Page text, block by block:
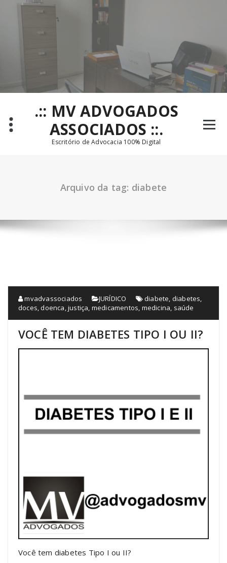
.:: MV ADVOGADOS
ASSOCIADOS ::.
Escritório de Advocacia 100% Digital
Arquivo da tag: diabete
mvadvassociados JURÍDICO diabete, diabetes,
doces,doenca,justiça, medicamentos, medicina, saúde
VOCÊ TEM DIABETES TIPO I OU II?
Você tem diabetes Tipo I ou II?